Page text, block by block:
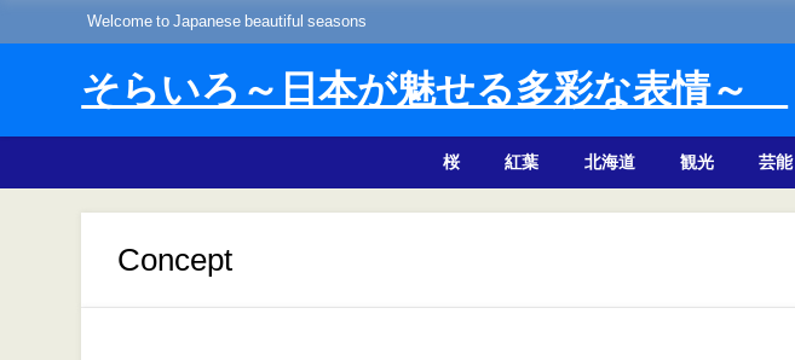
Welcome to Japanese beautiful seasons
そらいろ～日本が魅せる多彩な表情～
桜 紅葉 北海道 観光 芸能
Concept